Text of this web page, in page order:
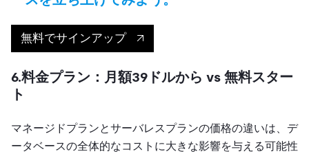
無料でサインアップ
6.料金プラン：月額39ドルから vs 無料スター
ト
マネージドプランとサーバレスプランの価格の違いは、デ
ータベースの全体的なコストに大きな影響を与える可能性